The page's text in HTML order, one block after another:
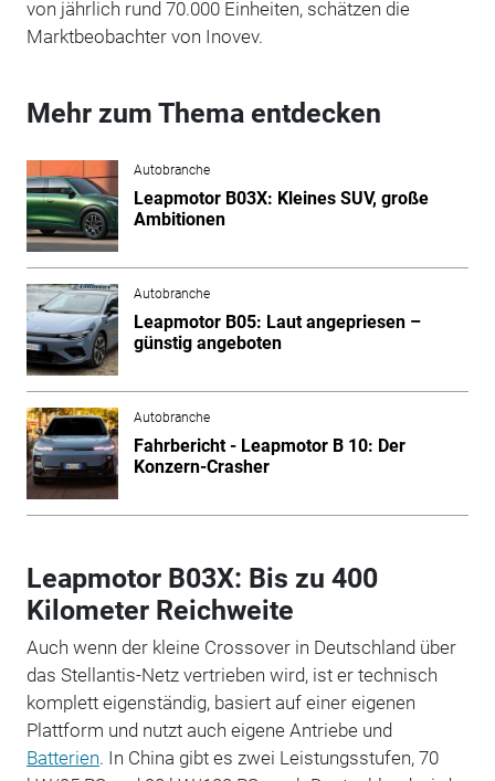
von jährlich rund 70.000 Einheiten, schätzen die
Marktbeobachter von Inovev.
Mehr zum Thema entdecken
Autobranche
Leapmotor B03X: Kleines SUV, große
Ambitionen
Autobranche
Leapmotor B05: Laut angepriesen –
günstig angeboten
Autobranche
Fahrbericht - Leapmotor B 10: Der
Konzern-Crasher
Leapmotor B03X: Bis zu 400
Kilometer Reichweite
Auch wenn der kleine Crossover in Deutschland über
das Stellantis-Netz vertrieben wird, ist er technisch
komplett eigenständig, basiert auf einer eigenen
Plattform und nutzt auch eigene Antriebe und
Batterien. In China gibt es zwei Leistungsstufen, 70